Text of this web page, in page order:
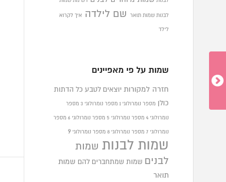
לבנות שמות תואר שם לילדה איך לקרוא
לילד
שמות על פי מאפיינים
חזרה למקורות יוצאים לטבע כל הדתות
כולן מספר נומרולוגי 1 מספר נומרולוגי 3 מספר
נומרולוגי 4 מספר נומרולוגי 5 מספר נומרולוגי 6 מספר
נומרולוגי 7 מספר נומרולוגי 8 מספר נומרולוגי9
שמות לבנות שמות
לבנים
שמות שמתחברים להם שמות
תואר